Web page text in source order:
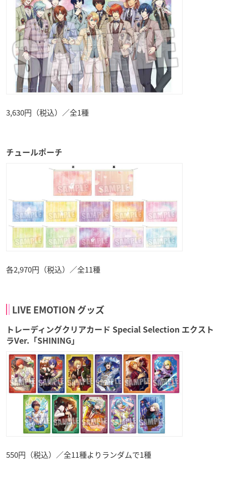
3,630円（税込）／全1種
チュールポーチ
各2,970円（税込）／全11種
LIVE EMOTION グッズ
トレーディングクリアカード Special Selection エクスト
ラVer.「SHINING」
550円（税込）／全11種よりランダムで1種